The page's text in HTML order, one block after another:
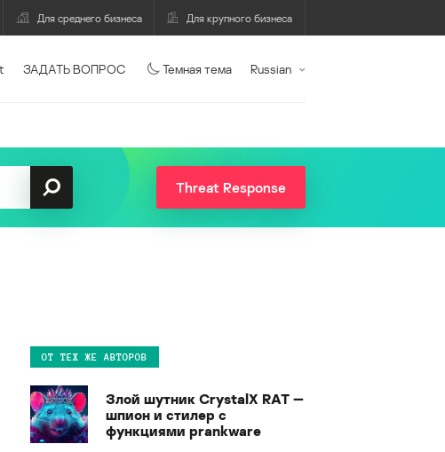
Для среднего бизнеса Для крупного бизнеса
ЗАДАТЬ ВОПРОС Темная тема Russian
Threat Response
ОТ ТЕХ ЖЕ АВТОРОВ
Злой шутник CrystalX RAT —
шпион и стилер с
функциями prankware